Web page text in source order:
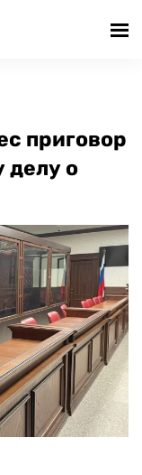
приговор
делу о